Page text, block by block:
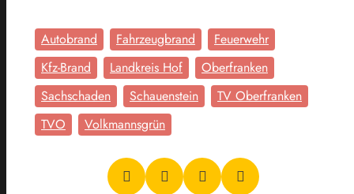
Autobrand Fahrzeugbrand
Feuerwehr
Kfz-Brand
Landkreis Hof
Oberfranken
Sachschaden
Schauenstein
TV Oberfranken
TVO
Volkmannsgrün